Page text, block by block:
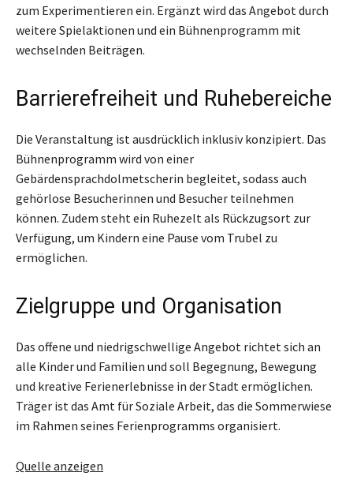
zum Experimentieren ein. Ergänzt wird das Angebot durch
weitere Spielaktionen und ein Bühnenprogramm mit
wechselnden Beiträgen.
Barrierefreiheit und Ruhebereiche
Die Veranstaltung ist ausdrücklich inklusiv konzipiert. Das
Bühnenprogramm wird von einer
Gebärdensprachdolmetscherin begleitet, sodass auch
gehörlose Besucherinnen und Besucher teilnehmen
können. Zudem steht ein Ruhezelt als Rückzugsort zur
Verfügung, um Kindern eine Pause vom Trubel zu
ermöglichen.
Zielgruppe und Organisation
Das offene und niedrigschwellige Angebot richtet sich an
alle Kinder und Familien und soll Begegnung, Bewegung
und kreative Ferienerlebnisse in der Stadt ermöglichen.
Träger ist das Amt für Soziale Arbeit, das die Sommerwiese
im Rahmen seines Ferienprogramms organisiert.
Quelle anzeigen